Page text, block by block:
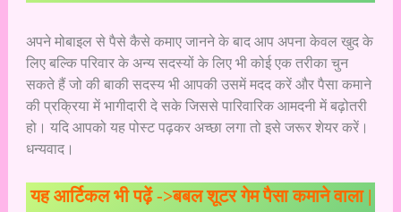
अपने मोबाइल से पैसे कैसे कमाए जानने के बाद आप अपना केवल खुद के
लिए बल्कि परिवार के अन्य सदस्यों के लिए भी कोई एक तरीका चुन
सकते हैं जो की बाकी सदस्य भी आपकी उसमें मदद करें और पैसा कमाने
की प्रक्रिया में भागीदारी दे सके जिससे पारिवारिक आमदनी में बढ़ोतरी
हो। यदि आपको यह पोस्ट पढ़कर अच्छा लगा तो इसे जरूर शेयर करें।
धन्यवाद।
यह आर्टिकल भी पढ़ें ->बबल शूटर गेम पैसा कमाने वाला |